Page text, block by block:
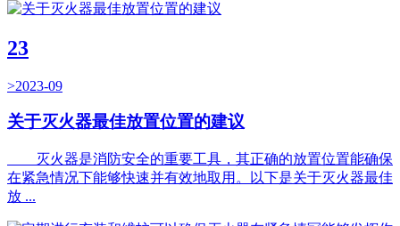
23
>2023-09
关于灭火器最佳放置位置的建议
灭火器是消防安全的重要工具，其正确的放置位置能确保
在紧急情况下能够快速并有效地取用。以下是关于灭火器最佳
放 ...